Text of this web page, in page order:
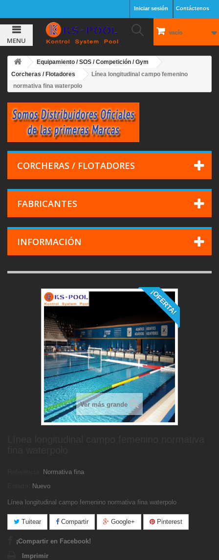
Contáctenos
Iniciar sesión
vacío
MENU
Equipamiento / SOS / Competición / Gym
Corcheras / Flotadores
Línea longitudinal campo femenino
normativa fina waterpolo
CORCHERAS / FLOTADORES
FABRICANTES
INFORMACIÓN
¡OFERTA!
Ver más grande
Normativa fina
Nuevo
Línea longitudinal campo femenino normativa fina waterpolo
Tuitear Compartir Google+ Pinterest
¡Compartir en Facebook!
Imprimir